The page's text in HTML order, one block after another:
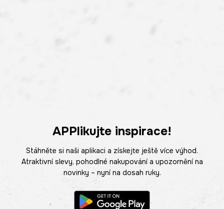
APPlikujte inspirace!
Stáhněte si naši aplikaci a získejte ještě více výhod.
Atraktivní slevy, pohodlné nakupování a upozornění na
novinky – nyní na dosah ruky.